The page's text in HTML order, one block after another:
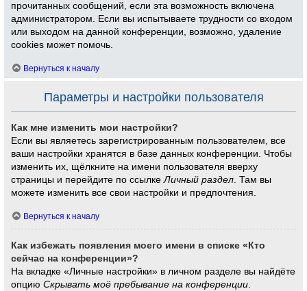
прочитанных сообщений, если эта возможность включена
администратором. Если вы испытываете трудности со входом
или выходом на данной конференции, возможно, удаление
cookies может помочь.
Вернуться к началу
Параметры и настройки пользователя
Как мне изменить мои настройки?
Если вы являетесь зарегистрированным пользователем, все
ваши настройки хранятся в базе данных конференции. Чтобы
изменить их, щёлкните на имени пользователя вверху
страницы и перейдите по ссылкеЛичный раздел . Там вы
можете изменить все свои настройки и предпочтения.
Вернуться к началу
Как избежать появления моего имени в списке «Кто
сейчас на конференции»?
На вкладке «Личные настройки» в личном разделе вы найдёте
опциюСкрывать моё пребывание на конференции.